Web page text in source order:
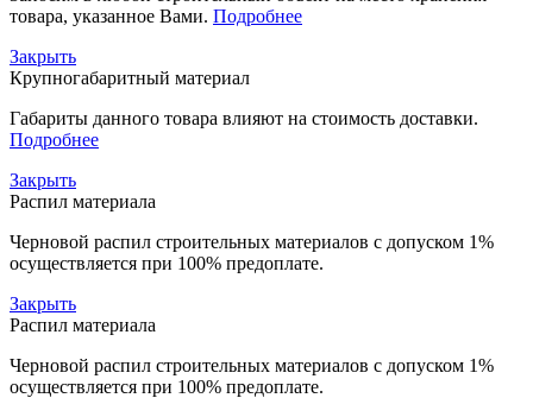
товара, указанное Вами. Подробнее
Закрыть
Крупногабаритный материал
Габариты данного товара влияют на стоимость доставки.
Подробнее
Закрыть
Распил материала
Черновой распил строительных материалов с допуском 1%
осуществляется при 100% предоплате.
Закрыть
Распил материала
Черновой распил строительных материалов с допуском 1%
осуществляется при 100% предоплате.